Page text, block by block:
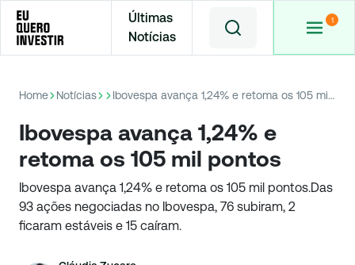
Últimas
Notícias
Home Notícias Ibovespa avança 1,24% e retoma os 105 mil pontos
Ibovespa avança 1,24% e
retoma os 105 mil pontos
Ibovespa avança 1,24% e retoma os 105 mil pontos.Das
93 ações negociadas no Ibovespa, 76 subiram, 2
ficaram estáveis e 15 caíram.